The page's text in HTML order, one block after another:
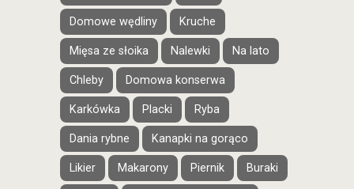
Domowe wędliny Kruche
Mięsa ze słoika Nalewki Na lato
Chleby Domowa konserwa
Karkówka Placki Ryba
Dania rybne Kanapki na gorąco
Likier Makarony Piernik Buraki